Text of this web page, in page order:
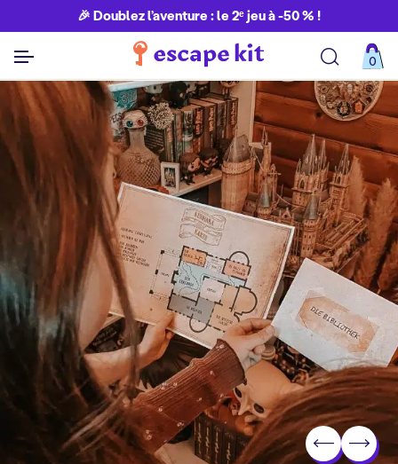
🎉 Doublez l’aventure : le 2ᵉ jeu à -50 % !
0
Découvrir toutes nos aventures